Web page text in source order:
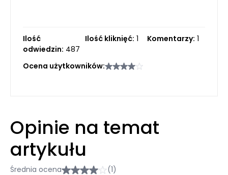
Ilość
odwiedzin: 487
Ilość kliknięć: 1 Komentarzy: 1
Ocena użytkowników:
Opinie na temat
artykułu
Średnia ocena (1)